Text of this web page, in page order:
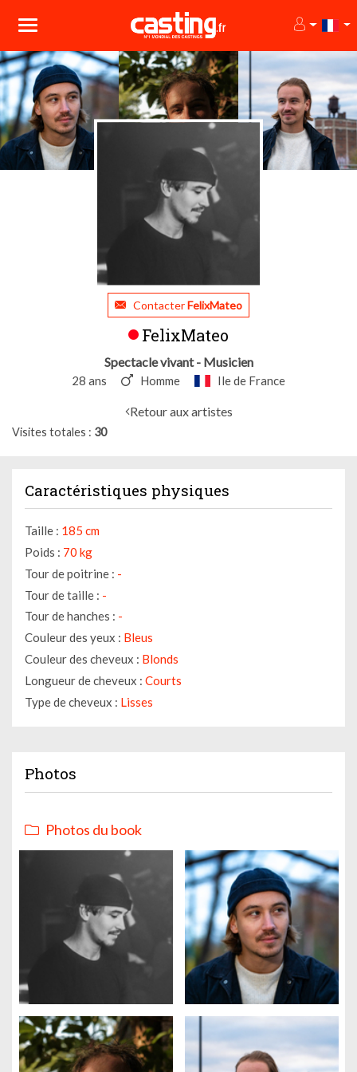
ContacterFelixMateo
FelixMateo
Spectacle vivant - Musicien
28 ans Homme Ile de France
Retour aux artistes
Visites totales 30
Caractéristiques physiques
Taille : 185 cm
Poids : 70 kg
Tour de poitrine : -
Tour de taille : -
Tour de hanches : -
Couleur des yeux : Bleus
Couleur des cheveux : Blonds
Longueur de cheveux : Courts
Type de cheveux : Lisses
Photos
Photos du book